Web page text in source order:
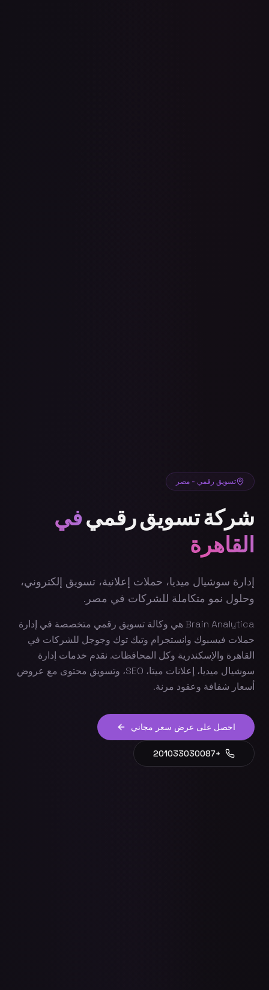
تسويق رقمي - مصر
شركة تسويق رقميفي
القاهرة
إدارة سوشيال ميديا، حملات إعلانية، تسويق إلكتروني،
وحلول نمو متكاملة للشركات في مصر.
Brain Analytica هي وكالة تسويق رقمي متخصصة في إدارة
حملات فيسبوك وانستجرام وتيك توك وجوجل للشركات في
القاهرة والإسكندرية وكل المحافظات. نقدم خدمات إدارة
سوشيال ميديا، إعلانات ميتا، SEO، وتسويق محتوى مع عروض
أسعار شفافة وعقود مرنة.
احصل على عرض سعر مجاني
+201033030087